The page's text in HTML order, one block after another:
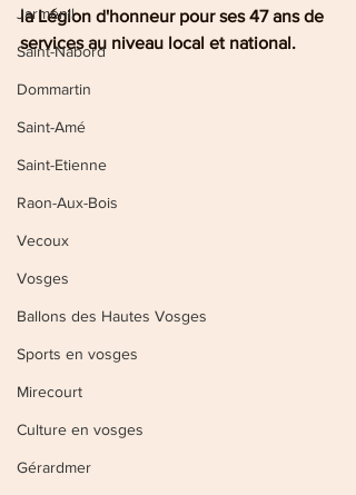
Jarménil
Saint-Nabord
Dommartin
Saint-Amé
Saint-Etienne
Raon-Aux-Bois
Vecoux
Vosges
Ballons des Hautes Vosges
Sports en vosges
Mirecourt
Culture en vosges
Gérardmer
la Légion d'honneur pour ses 47 ans de
services au niveau local et national.